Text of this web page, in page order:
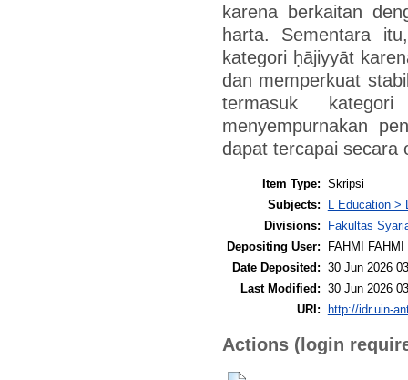
karena berkaitan
harta. Sementara
kategori ḥājiyyāt
dan memperkuat
termasuk
menyempurnakan
dapat tercapai secara
Item Type: Skripsi
Subjects:
L Education >
Divisions:
Fakultas
Depositing User:
FAHMI FAHMI
Date Deposited: 30 Jun 2026
Last Modified: 30 Jun 2026
URI: http://idr.uin-
Actions (login